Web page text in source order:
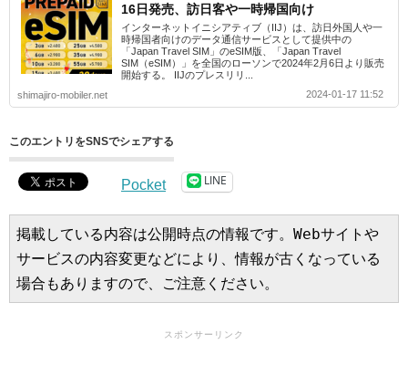
16日発売、訪日客や一時帰国向け
インターネットイニシアティブ（IIJ）は、訪日外国人や一
時帰国者向けのデータ通信サービスとして提供中の
「Japan Travel SIM」のeSIM版、「Japan Travel
SIM（eSIM）」を全国のローソンで2024年2月6日より販売
開始する。 IIJのプレスリリ...
shimajiro-mobiler.net
2024-01-17 11:52
このエントリをSNSでシェアする
Pocket LINE
掲載している内容は公開時点の情報です。Webサイトや
サービスの内容変更などにより、情報が古くなっている
場合もありますので、ご注意ください。
スポンサーリンク